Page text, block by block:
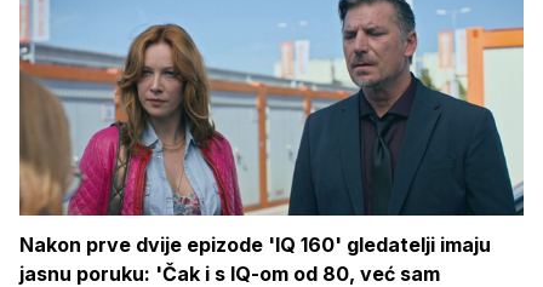
Nakon prve dvije epizode 'IQ 160' gledatelji imaju
jasnu poruku: 'Čak i s IQ-om od 80, već sam